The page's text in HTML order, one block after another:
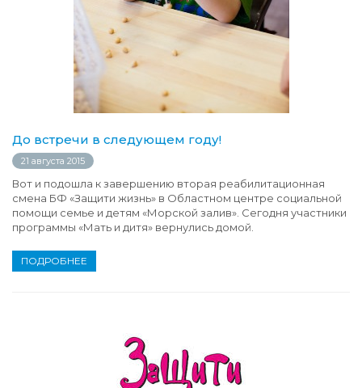
До встречи в следующем году!
21 августа 2015
Вот и подошла к завершению вторая реабилитационная
смена БФ «Защити жизнь» в Областном центре социальной
помощи семье и детям «Морской залив». Сегодня участники
программы «Мать и дитя» вернулись домой.
ПОДРОБНЕЕ